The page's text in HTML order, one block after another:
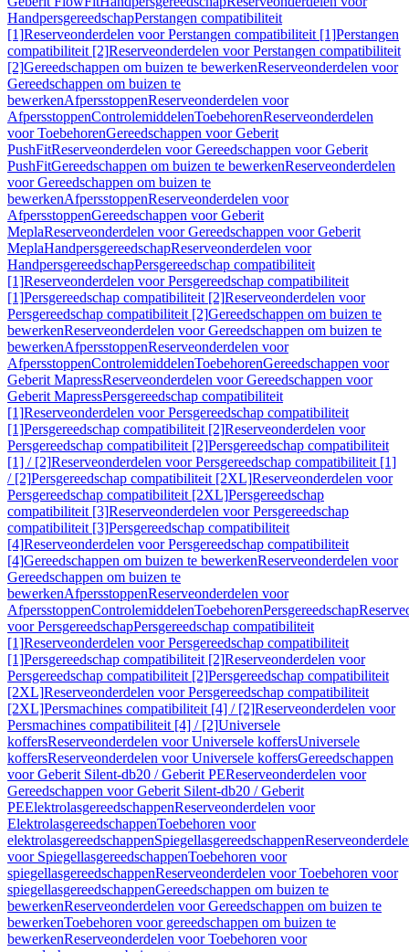
HandpersgereedschapPerstangen compatibiliteit
[1]Reserveonderdelen voor Perstangen compatibiliteit [1]Perstangen
compatibiliteit [2]Reserveonderdelen voor Perstangen compatibiliteit
[2]Gereedschappen om buizen te bewerkenReserveonderdelen voor
Gereedschappen om buizen te
bewerkenAfpersstoppenReserveonderdelen voor
AfpersstoppenControlemiddelenToebehorenReserveonderdelen
voor ToebehorenGereedschappen voor Geberit
PushFitReserveonderdelen voor Gereedschappen voor Geberit
PushFitGereedschappen om buizen te bewerkenReserveonderdelen
voor Gereedschappen om buizen te
bewerkenAfpersstoppenReserveonderdelen voor
AfpersstoppenGereedschappen voor Geberit
MeplaReserveonderdelen voor Gereedschappen voor Geberit
MeplaHandpersgereedschapReserveonderdelen voor
HandpersgereedschapPersgereedschap compatibiliteit
[1]Reserveonderdelen voor Persgereedschap compatibiliteit
[1]Persgereedschap compatibiliteit [2]Reserveonderdelen voor
Persgereedschap compatibiliteit [2]Gereedschappen om buizen te
bewerkenReserveonderdelen voor Gereedschappen om buizen te
bewerkenAfpersstoppenReserveonderdelen voor
AfpersstoppenControlemiddelenToebehorenGereedschappen voor
Geberit MapressReserveonderdelen voor Gereedschappen voor
Geberit MapressPersgereedschap compatibiliteit
[1]Reserveonderdelen voor Persgereedschap compatibiliteit
[1]Persgereedschap compatibiliteit [2]Reserveonderdelen voor
Persgereedschap compatibiliteit [2]Persgereedschap compatibiliteit
[1] / [2]Reserveonderdelen voor Persgereedschap compatibiliteit [1]
/ [2]Persgereedschap compatibiliteit [2XL]Reserveonderdelen voor
Persgereedschap compatibiliteit [2XL]Persgereedschap
compatibiliteit [3]Reserveonderdelen voor Persgereedschap
compatibiliteit [3]Persgereedschap compatibiliteit
[4]Reserveonderdelen voor Persgereedschap compatibiliteit
[4]Gereedschappen om buizen te bewerkenReserveonderdelen voor
Gereedschappen om buizen te
bewerkenAfpersstoppenReserveonderdelen voor
AfpersstoppenControlemiddelenToebehorenPersgereedschap
voor PersgereedschapPersgereedschap compatibiliteit
[1]Reserveonderdelen voor Persgereedschap compatibiliteit
[1]Persgereedschap compatibiliteit [2]Reserveonderdelen voor
Persgereedschap compatibiliteit [2]Persgereedschap compatibiliteit
[2XL]Reserveonderdelen voor Persgereedschap compatibiliteit
[2XL]Persmachines compatibiliteit [4] / [2]Reserveonderdelen voor
Persmachines compatibiliteit [4] / [2]Universele
koffersReserveonderdelen voor Universele koffersUniversele
koffersReserveonderdelen voor Universele koffersGereedschappen
voor Geberit Silent-db20 / Geberit PEReserveonderdelen voor
Gereedschappen voor Geberit Silent-db20 / Geberit
PEElektrolasgereedschappenReserveonderdelen voor
ElektrolasgereedschappenToebehoren voor
elektrolasgereedschappenSpiegellasgereedschappen
voor SpiegellasgereedschappenToebehoren voor
spiegellasgereedschappenReserveonderdelen voor Toebehoren voor
spiegellasgereedschappenGereedschappen om buizen te
bewerkenReserveonderdelen voor Gereedschappen om buizen te
bewerkenToebehoren voor gereedschappen om buizen te
bewerkenReserveonderdelen voor Toebehoren voor